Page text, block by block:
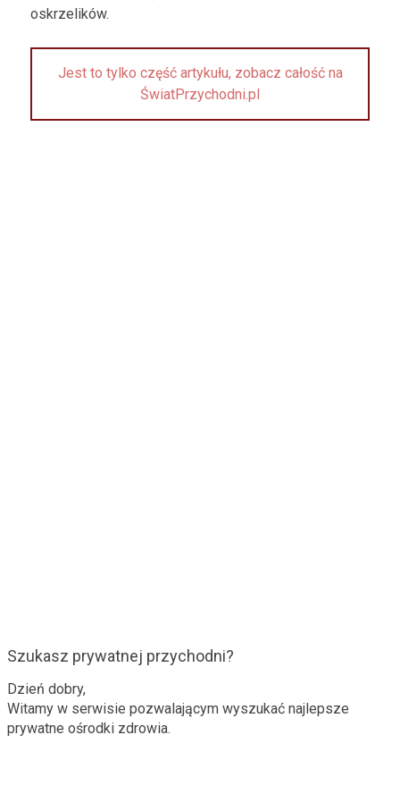
oskrzelików.
Jest to tylko część artykułu, zobacz całość na
ŚwiatPrzychodni.pl
Szukasz prywatnej przychodni?
Dzień dobry,
Witamy w serwisie pozwalającym wyszukać najlepsze
prywatne ośrodki zdrowia.